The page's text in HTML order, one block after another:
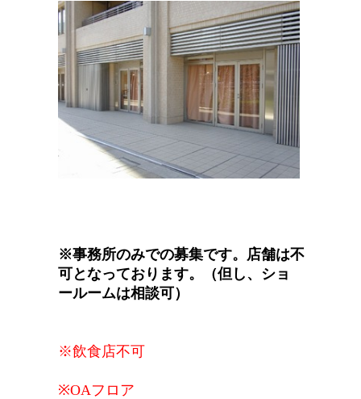
※事務所のみでの募集です。店舗は不
可となっております。（但し、ショ
ールームは相談可）
※飲食店不可
※OAフロア